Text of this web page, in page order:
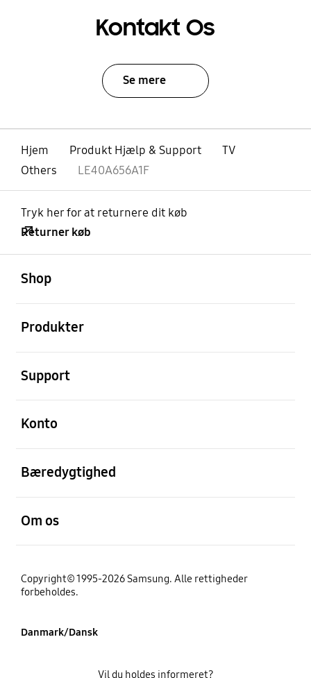
Kontakt Os
Se mere
Hjem Produkt Hjælp & Support
TV
Others
LE40A656A1F
Tryk her for at returnere dit køb
Returner køb
Shop
Produkter
Support
Konto
Bæredygtighed
Om os
Copyright© 1995-2026 Samsung. Alle rettigheder
forbeholdes.
Danmark/Dansk
Vil du holdes informeret?